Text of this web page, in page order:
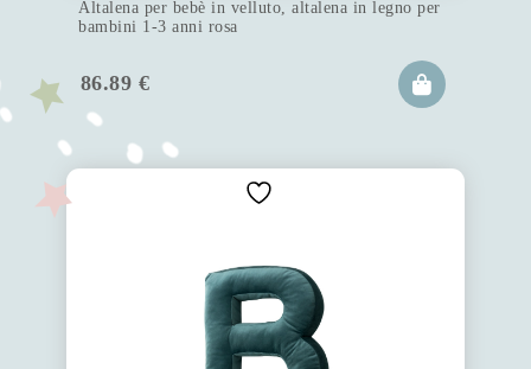
Altalena per bebè in velluto, altalena in legno per
bambini 1-3 anni rosa
86.89 €